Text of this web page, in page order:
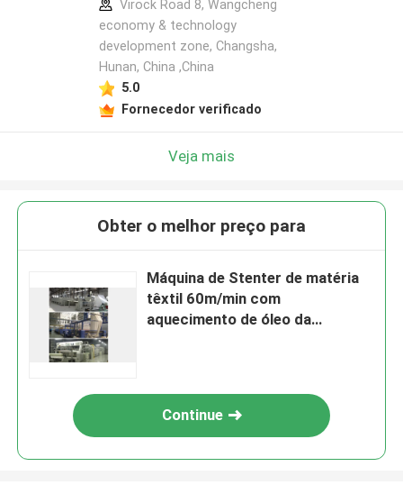
fabricante
Virock Road 8, Wangcheng
economy & technology
development zone, Changsha,
Hunan, China ,China
5.0
Fornecedor verificado
Veja mais
Obter o melhor preço para
Máquina de Stenter de matéria
têxtil 60m/min com
aquecimento de óleo da
Continue